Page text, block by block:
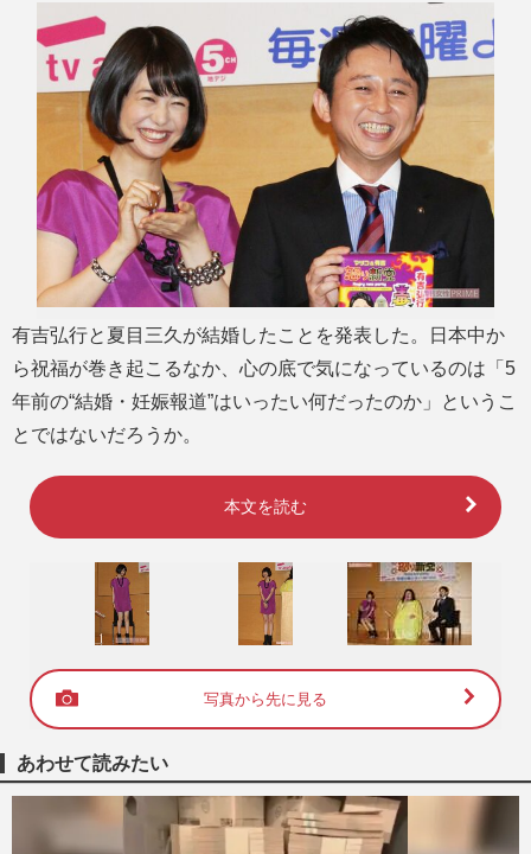
u
t
e
有吉弘行と夏目三久が結婚したことを発表した。日本中か
ら祝福が巻き起こるなか、心の底で気になっているのは「5
年前の“結婚・妊娠報道”はいったい何だったのか」というこ
とではないだろうか。
本文を読む
写真から先に見る
あわせて読みたい